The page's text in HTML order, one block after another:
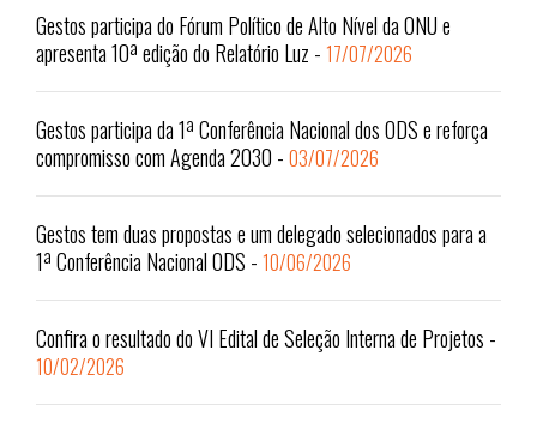
Gestos participa do Fórum Político de Alto Nível da ONU e
apresenta 10ª edição do Relatório Luz - 17/07/2026
Gestos participa da 1ª Conferência Nacional dos ODS e reforça
compromisso com Agenda 2030 - 03/07/2026
Gestos tem duas propostas e um delegado selecionados para a
1ª Conferência Nacional ODS - 10/06/2026
Confira o resultado do VI Edital de Seleção Interna de Projetos -
10/02/2026